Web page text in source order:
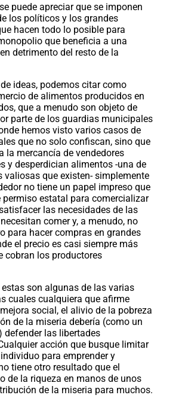
puede apreciar que se imponen
los políticos y los grandes
hacen todo lo posible para
que beneficia a una
detrimento del resto de la
ideas, podemos citar como
de alimentos producidos en
que a menudo son objeto de
parte de los guardias municipales
hemos visto varios casos de
que no solo confiscan, sino que
la mercancía de vendedores
y desperdician alimentos -una de
valiosas que existen- simplemente
no tiene un papel impreso que
permiso estatal para comercializar
las necesidades de las
comer y, a menudo, no
para hacer compras en grandes
el precio es casi siempre más
cobran los productores
estas son algunas de las varias
cuales cualquiera que afirme
social, el alivio de la pobreza
de la miseria debería (como un
defender las libertades
acción que busque limitar
para emprender y
tiene otro resultado que el
de la riqueza en manos de unos
de la miseria para muchos.